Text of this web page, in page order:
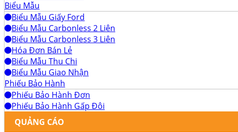
Biểu Mẫu
Biểu Mẫu Giấy Ford
Biểu Mẫu Carbonless 2 Liên
Biểu Mẫu Carbonless 3 Liên
Hóa Đơn Bán Lẻ
Biểu Mẫu Thu Chi
Biểu Mẫu Giao Nhận
Phiếu Bảo Hành
Phiếu Bảo Hành Đơn
Phiếu Bảo Hành Gấp Đôi
QUẢNG CÁO